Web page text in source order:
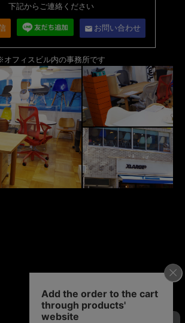
下記からご連絡ください
email お問い合わせ
オフィスビル内の事務所です